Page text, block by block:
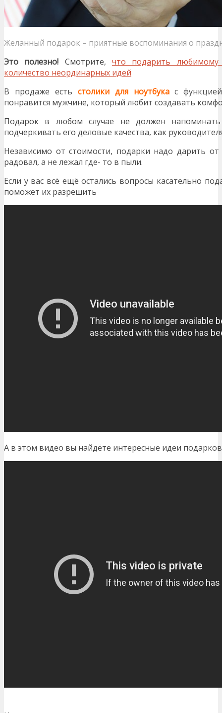
Желанный подарок – приятные воспоминания о
Это полезно! Смотрите,что подарить
количество неординарных идей
В продаже есть столики для ноутбукас
понравится мужчине, который любит создавать
Подарок в любом случае не должен
подчеркивать его деловые качества, как
Независимо от стоимости, подарки надо дарить от
радовал, а не лежал где- то в пыли.
Если у вас всё ещё остались вопросы касательно
поможет их разрешить
А в этом видео вы найдёте интересные идеи